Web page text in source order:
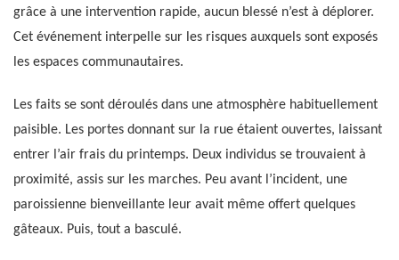
grâce à une intervention rapide, aucun blessé n’est à déplorer.
Cet événement interpelle sur les risques auxquels sont exposés
les espaces communautaires.
Les faits se sont déroulés dans une atmosphère habituellement
paisible. Les portes donnant sur la rue étaient ouvertes, laissant
entrer l’air frais du printemps. Deux individus se trouvaient à
proximité, assis sur les marches. Peu avant l’incident, une
paroissienne bienveillante leur avait même offert quelques
gâteaux. Puis, tout a basculé.